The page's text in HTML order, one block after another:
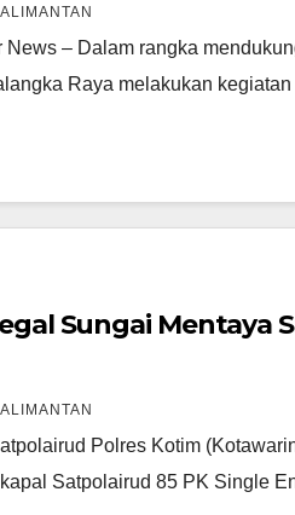
News – Dalam rangka
Raya melakukan
Sungai Mentaya
Polres Kotim
Satpolairud 85 PK Single